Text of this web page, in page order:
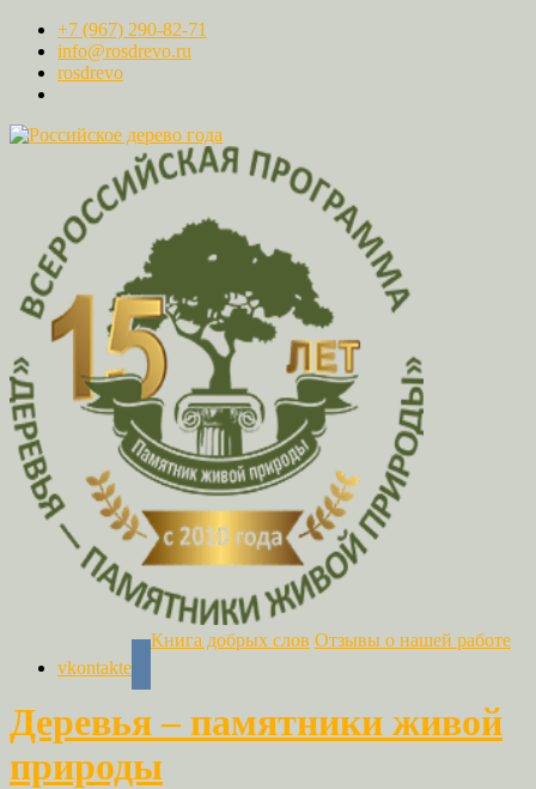
+7 (967) 290-82-71
info@rosdrevo.ru
rosdrevo
vkontakte
Книга добрых слов Отзывы о нашей работе
Деревья – памятники живой
природы